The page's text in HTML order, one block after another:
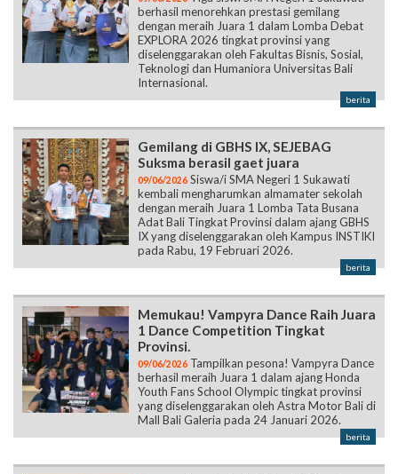
berhasil menorehkan prestasi gemilang
dengan meraih Juara 1 dalam Lomba Debat
EXPLORA 2026 tingkat provinsi yang
diselenggarakan oleh Fakultas Bisnis, Sosial,
Teknologi dan Humaniora Universitas Bali
Internasional.
berita
Gemilang di GBHS IX, SEJEBAG
Suksma berasil gaet juara
09/06/2026 Siswa/i SMA Negeri 1 Sukawati
kembali mengharumkan almamater sekolah
dengan meraih Juara 1 Lomba Tata Busana
Adat Bali Tingkat Provinsi dalam ajang GBHS
IX yang diselenggarakan oleh Kampus INSTIKI
pada Rabu, 19 Februari 2026.
berita
Memukau! Vampyra Dance Raih Juara
1 Dance Competition Tingkat
Provinsi.
09/06/2026 Tampilkan pesona! Vampyra Dance
berhasil meraih Juara 1 dalam ajang Honda
Youth Fans School Olympic tingkat provinsi
yang diselenggarakan oleh Astra Motor Bali di
Mall Bali Galeria pada 24 Januari 2026.
berita